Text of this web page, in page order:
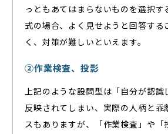
っともあてはまらないものを選択す
式の場合、よく見せようと回答する
く、対策が難しいといえます。
②作業検査、投影
上記のような設問型は「自分が認識
反映されてしまい、実際の人柄と乖
スもありますが、「作業検査」や「